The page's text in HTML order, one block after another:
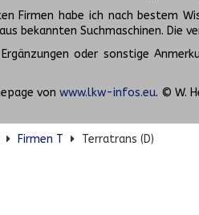
Firmen habe ich nach bestem
bekannten Suchmaschinen. Die
Ergänzungen oder sonstige
von www.lkw-infos.eu. © W.
Firmen T Terratrans (D)